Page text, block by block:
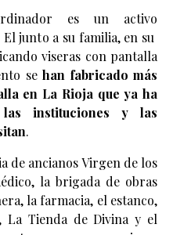
es un activo
junto a su familia, en su
viseras con pantalla
sehan fabricado más
en La Rioja que ya ha
instituciones y las
.
de ancianos Virgen de los
la brigada de obras
la farmacia, el estanco,
La Tienda de Divina y el